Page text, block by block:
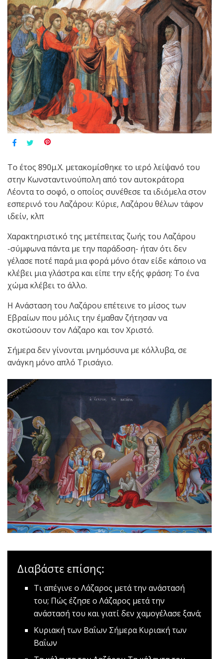
Το έτος 890μ.Χ. μετακομίσθηκε το ιερό λείψανό του
στην Κωνσταντινούπολη από τον αυτοκράτορα
Λέοντα το σοφό, ο οποίος συνέθεσε τα ιδιόμελα στον
εσπερινό του Λαζάρου: Κύριε, Λαζάρου θέλων τάφον
ιδείν, κλπ
Χαρακτηριστικό της μετέπειτας ζωής του Λαζάρου
-σύμφωνα πάντα με την παράδοση- ήταν ότι δεν
γέλασε ποτέ παρά μια φορά μόνο όταν είδε κάποιο να
κλέβει μια γλάστρα και είπε την εξής φράση: Το ένα
χώμα κλέβει το άλλο.
Η Ανάσταση του Λαζάρου επέτεινε το μίσος των
Εβραίων που μόλις την έμαθαν ζήτησαν να
σκοτώσουν τον Λάζαρο και τον Χριστό.
Σήμερα δεν γίνονται μνημόσυνα με κόλλυβα, σε
ανάγκη μόνο απλό Τρισάγιο.
Διαβάστε επίσης:
Τι απέγινε ο Λάζαρος μετά την ανάστασή
του; Πώς έζησε ο Λάζαρος μετά την
ανάστασή του και γιατί δεν χαμογέλασε ξανά;
Kυριακή των Βαΐων Σήμερα Κυριακή των
Βαΐων